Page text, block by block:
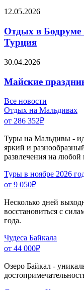
12.05.2026
Отдых в Бодруме
Турция
30.04.2026
Майские
Все новости
Отдых на Мальдивах
от 286 352₽
Туры на Мальдивы -
яркий и
развлечения на любой
Туры в ноябре 2026
от 9 050₽
Несколько дней
восстановиться с
года.
Чудеса Байкала
от 44 000₽
Озеро Байкал -